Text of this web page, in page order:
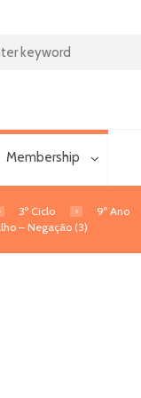
Membership
3º Ciclo
9º Ano
– Negação (3)